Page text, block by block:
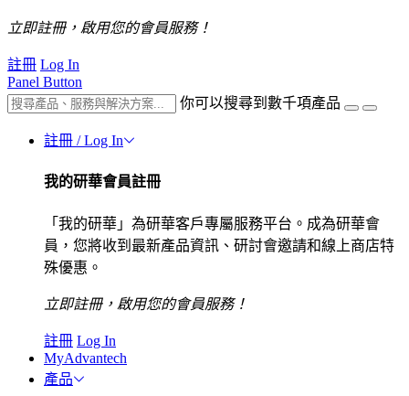
立即註冊，啟用您的會員服務！
註冊 Log In
Panel Button
你可以搜尋到數千項產品
註冊 / Log In
我的研華會員註冊
「我的研華」為研華客戶專屬服務平台。成為研華會
員，您將收到最新產品資訊、研討會邀請和線上商店特
殊優惠。
立即註冊，啟用您的會員服務！
註冊 Log In
MyAdvantech
產品